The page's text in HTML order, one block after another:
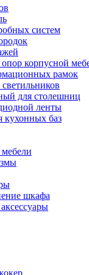
систем
корпусной
рамок
для столешниц
ленты
баз
шкафа